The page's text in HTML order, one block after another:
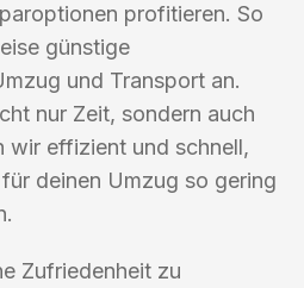
profitieren. So
günstige
und Transport an.
nur Zeit, sondern auch
wir effizient und schnell,
deinen Umzug so gering
Zufriedenheit zu